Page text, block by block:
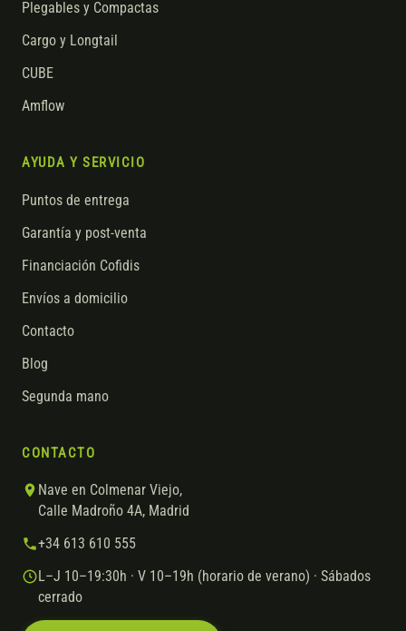
Plegables y Compactas
Cargo y Longtail
CUBE
Amflow
AYUDA Y SERVICIO
Puntos de entrega
Garantía y post-venta
Financiación Cofidis
Envíos a domicilio
Contacto
Blog
Segunda mano
CONTACTO
Nave en Colmenar Viejo,
Calle Madroño 4A, Madrid
+34 613 610 555
L–J 10–19:30h · V 10–19h (horario de verano) · Sábados
cerrado